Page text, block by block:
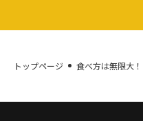
トップページ 食べ方は無限大